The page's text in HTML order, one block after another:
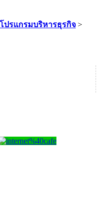
โปรแกรมบริหารธุรกิจ >